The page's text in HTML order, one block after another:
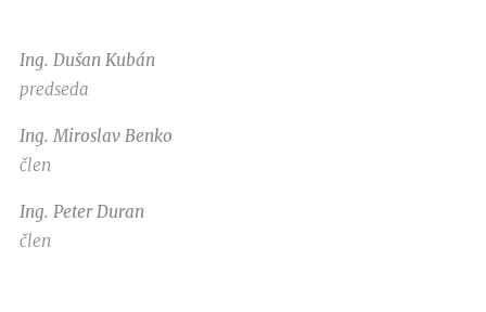
Ing. Dušan Kubán
predseda
Ing. Miroslav Benko
člen
Ing. Peter Duran
člen